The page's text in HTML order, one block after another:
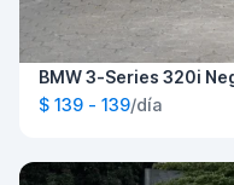
BMW 3-Series 320i
$ 139 - 139/día